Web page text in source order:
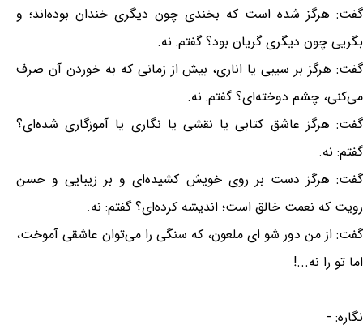
گفت: هرگز شده است که بخندی چون دیگری خندان بوده‌اند؛ و
بگریی چون دیگری گریان بود؟ گفتم: نه.
گفت: هرگز بر سیبی یا اناری، بیش از زمانی که به خوردن آن صرف
می‌کنی، چشم دوخته‌ای؟ گفتم: نه.
گفت: هرگز عاشق کتابی یا نقشی یا نگاری یا آموزگاری شده‌ای؟
گفتم: نه.
گفت: هرگز دست بر روی خویش کشیده‌ای و بر زیبایی و حسن
رویت که نعمت خالق است؛ اندیشه کرده‌ای؟ گفتم: نه.
گفت: از من دور شو ای ملعون، که سنگی را می‌توان عاشقی آموخت،
اما تو را نه...!
نگاره: -